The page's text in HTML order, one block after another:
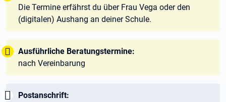
Die Termine erfährst du über Frau Vega oder den
(digitalen) Aushang an deiner Schule.
Tipp:
Ausführliche Beratungstermine:
nach Vereinbarung
Wichtig:
Postanschrift: